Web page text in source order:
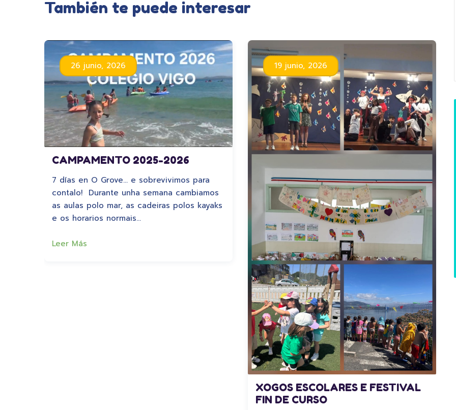
También te puede interesar
26 junio, 2026
CAMPAMENTO 2025-2026
7 días en O Grove… e sobrevivimos para
contalo! Durante unha semana cambiamos
as aulas polo mar, as cadeiras polos kayaks
e os horarios normais…
Leer Más
19 junio, 2026
XOGOS ESCOLARES E FESTIVAL
FIN DE CURSO